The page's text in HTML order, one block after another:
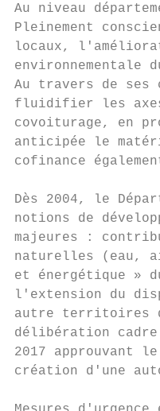
Au niveau
Pleinement
locaux,
environnementale
Au travers de
fluidifier les axes
covoiturage, en
anticipée le
cofinance
Dès 2004, le
notions de
majeures :
naturelles (eau,
et énergétique »
l'extension du
autre territoires
délibération cadre
2017 approuvant
création d'une